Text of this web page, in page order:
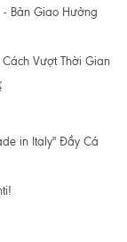
Bản Giao Hưởng
Vượt Thời Gian
in Italy" Đầy Cá